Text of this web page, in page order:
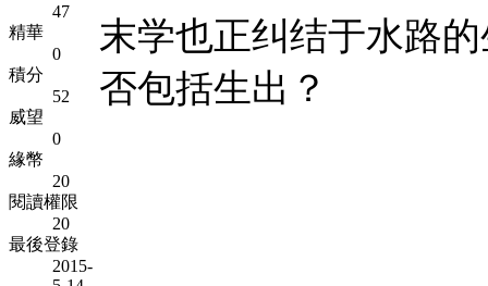
47
精華
0
積分
52
威望
0
緣幣
20
閱讀權限
20
最後登錄
2015-
末学也正纠结于水路
否包括生出？